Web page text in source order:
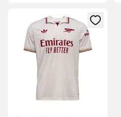
Megnyit egy modált a